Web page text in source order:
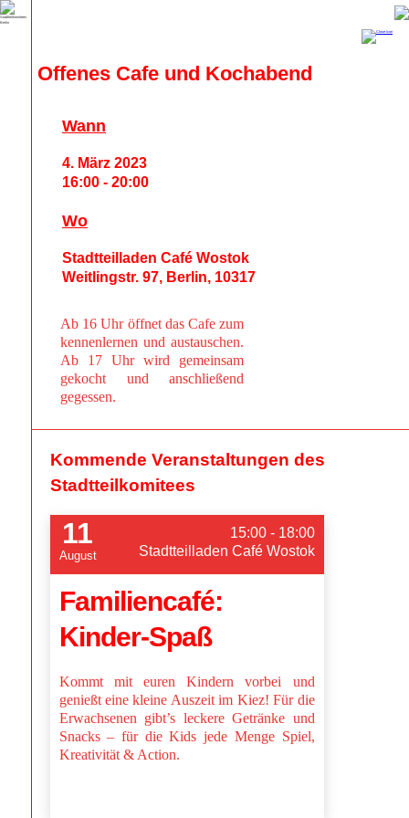
Offenes Cafe und Kochabend
Ab 16 Uhr öffnet das Cafe zum
kennenlernen und austauschen.
Ab 17 Uhr wird gemeinsam
gekocht und anschließend
gegessen.
Wann
4. März 2023
16:00 - 20:00
Wo
Stadtteilladen Café Wostok
Weitlingstr. 97, Berlin, 10317
Kommende Veranstaltungen des
Stadtteilkomitees
11
August
15:00 - 18:00
Stadtteilladen Café Wostok
Familiencafé:
Kinder-Spaß
Kommt mit euren Kindern vorbei und
genießt eine kleine Auszeit im Kiez! Für die
Erwachsenen gibt’s leckere Getränke und
Snacks – für die Kids jede Menge Spiel,
Kreativität & Action.